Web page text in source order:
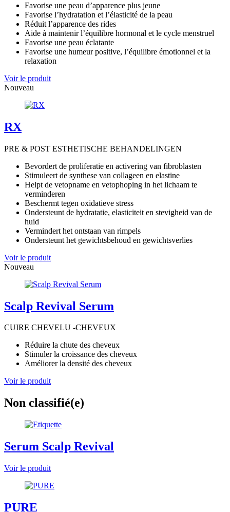
Favorise une peau d’apparence plus jeune
Favorise l’hydratation et l’élasticité de la peau
Réduit l’apparence des rides
Aide à maintenir l’équilibre hormonal et le cycle menstruel
Favorise une peau éclatante
Favorise une humeur positive, l’équilibre émotionnel et la
relaxation
Voir le produit
Nouveau
RX
PRE & POST ESTHETISCHE BEHANDELINGEN
Bevordert de proliferatie en activering van fibroblasten
Stimuleert de synthese van collageen en elastine
Helpt de vetopname en vetophoping in het lichaam te
verminderen
Beschermt tegen oxidatieve stress
Ondersteunt de hydratatie, elasticiteit en stevigheid van de
huid
Vermindert het ontstaan van rimpels
Ondersteunt het gewichtsbehoud en gewichtsverlies
Voir le produit
Nouveau
Scalp Revival Serum
CUIRE CHEVELU -CHEVEUX
Réduire la chute des cheveux
Stimuler la croissance des cheveux
Améliorer la densité des cheveux
Voir le produit
Non classifié(e)
Serum Scalp Revival
Voir le produit
PURE